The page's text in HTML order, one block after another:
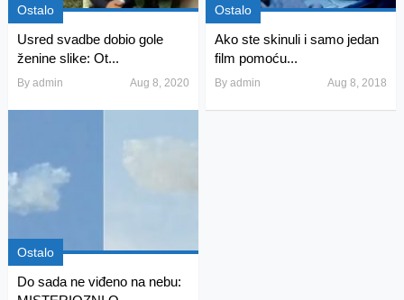
Ostalo
Usred svadbe dobio gole
ženine slike: Ot...
By admin Aug 8, 2020
Ostalo
Ako ste skinuli i samo jedan
film pomoću...
Byadmin Aug 8, 2018
Ostalo
Do sada ne viđeno na nebu: